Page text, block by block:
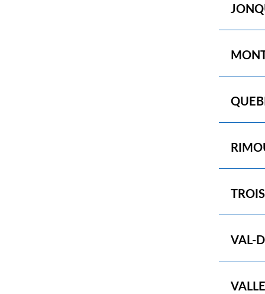
Show
Show
Show
Show
Show
Show
VAL-
Show